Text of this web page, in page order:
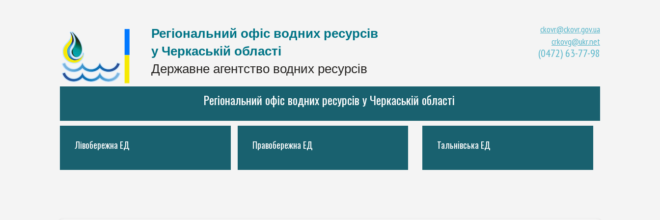
Регіональний офіс водних ресурсів
у Черкаській області
Державне агентство водних ресурсів
ckovr@ckovr.gov.ua
crkovg@ukr.net
(0472) 63-77-98
Регіональний офіс водних ресурсів у Черкаській області
Лівобережна ЕД Правобережна ЕД Тальнiвська ЕД